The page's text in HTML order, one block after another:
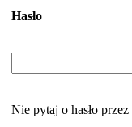
Hasło
Nie pytaj o hasło